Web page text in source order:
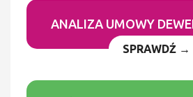
ANALIZA UMOWY
SPRAWDŹ →